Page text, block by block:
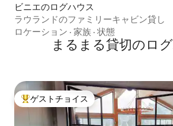
ビニエのログハウス
ラウランドのファミリーキャビン貸し
ロケーション · 家族 · 状態
まるまる貸切のロ
大好評のゲストチョイスです。
ゲストチョイス